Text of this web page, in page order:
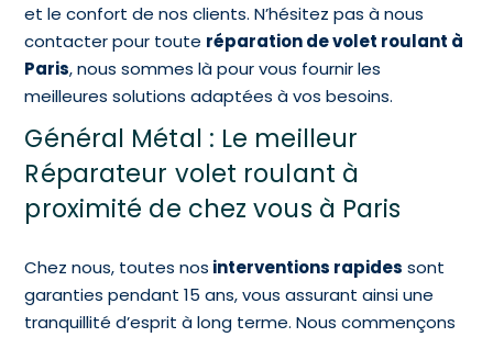
et le confort de nos clients. N’hésitez pas à nous
contacter pour toute réparation de volet roulant à
Paris, nous sommes là pour vous fournir les
meilleures solutions adaptées à vos besoins.
Général Métal : Le meilleur
Réparateur volet roulant à
proximité de chez vous à Paris
Chez nous, toutes nos interventions rapides sont
garanties pendant 15 ans, vous assurant ainsi une
tranquillité d’esprit à long terme. Nous commençons